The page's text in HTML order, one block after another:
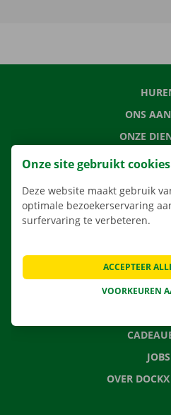
ONS
ONZE
JOBS
OVER
Onze site gebruikt cookies
Deze website maakt gebruik
optimale bezoekerservaring
surfervaring te verbeteren.
VOORKEUREN
ACCEPTEER